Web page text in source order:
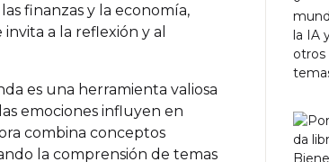
finanzas y la economía,
a la reflexión y al
es una herramienta valiosa
emociones influyen en
combina conceptos
la comprensión de temas